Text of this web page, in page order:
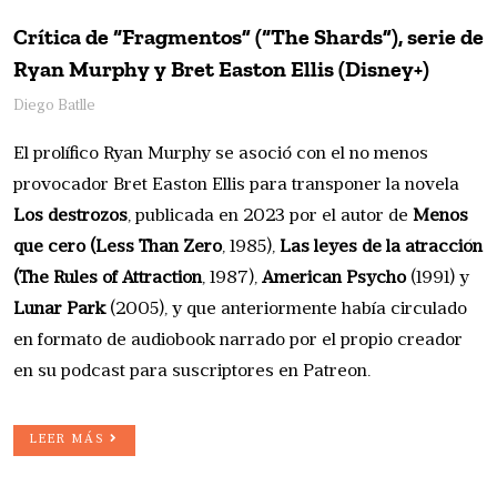
Crítica de “Fragmentos” (“The Shards”), serie de
Ryan Murphy y Bret Easton Ellis (Disney+)
Diego Batlle
El prolífico Ryan Murphy se asoció con el no menos
provocador Bret Easton Ellis para transponer la novela
Los destrozos, publicada en 2023 por el autor de Menos
que cero (Less Than Zero, 1985), Las leyes de la atracción
(The Rules of Attraction, 1987), American Psycho(1991) y
Lunar Park(2005), y que anteriormente había circulado
en formato de audiobook narrado por el propio creador
en su podcast para suscriptores en Patreon.
LEER MÁS